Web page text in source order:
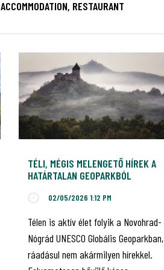
ACCOMMODATION, RESTAURANT
TÉLI, MÉGIS MELENGETŐ HÍREK A
HATÁRTALAN GEOPARKBÓL
02/05/2026 1:12 PM
Télen is aktív élet folyik a Novohrad-
Nógrád UNESCO Globális Geoparkban,
ráadásul nem akármilyen hírekkel.